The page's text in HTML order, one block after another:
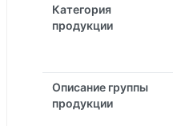
Категория
продукции
Описание группы
продукции